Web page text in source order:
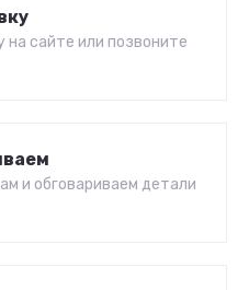
на сайте или позвоните
и обговариваем детали